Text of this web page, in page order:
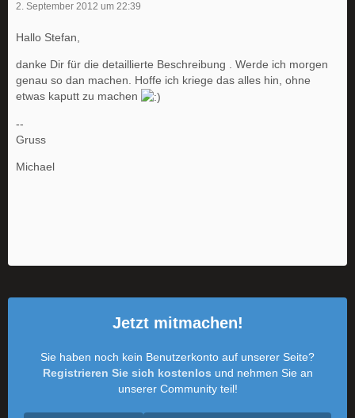
2. September 2012 um 22:39
Hallo Stefan,
danke Dir für die detaillierte Beschreibung . Werde ich morgen
genau so dan machen. Hoffe ich kriege das alles hin, ohne
etwas kaputt zu machen
--
Gruss
Michael
Jetzt mitmachen!
Sie haben noch kein Benutzerkonto auf unserer Seite?
Registrieren Sie sich kostenlos und nehmen Sie an
unserer Community teil!